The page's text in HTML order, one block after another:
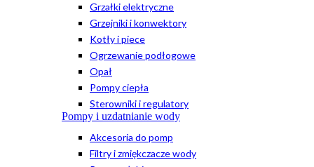
Grzałki elektryczne
Grzejniki i konwektory
Kotły i piece
Ogrzewanie podłogowe
Opał
Pompy ciepła
Sterowniki i regulatory
Pompy i uzdatnianie wody
Akcesoria do pomp
Filtry i zmiękczacze wody